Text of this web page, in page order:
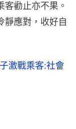
勸止亦不果。
靜應對，收好自
激戰乘客:社會